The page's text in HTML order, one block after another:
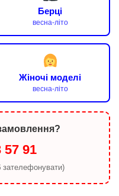
Берці
весна-літо
Жіночі моделі
весна-літо
57 91